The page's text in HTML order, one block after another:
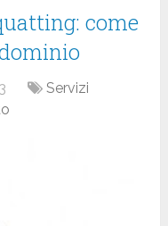
come
Servizi